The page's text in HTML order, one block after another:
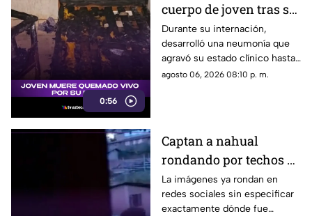
0:56
cuerpo de joven tras ser
QUEMADO vivo por su
novia [VIDEO]
Durante su internación,
desarrolló una neumonía que
agravó su estado clínico hasta
que finalmente, falleció tras
agosto 06, 2026 08:10 p. m.
Captan a nahual
rondando por techos de
casas; ¿es en Veracruz?
[VIDEO]
La imágenes ya rondan en
redes sociales sin especificar
exactamente dónde fue